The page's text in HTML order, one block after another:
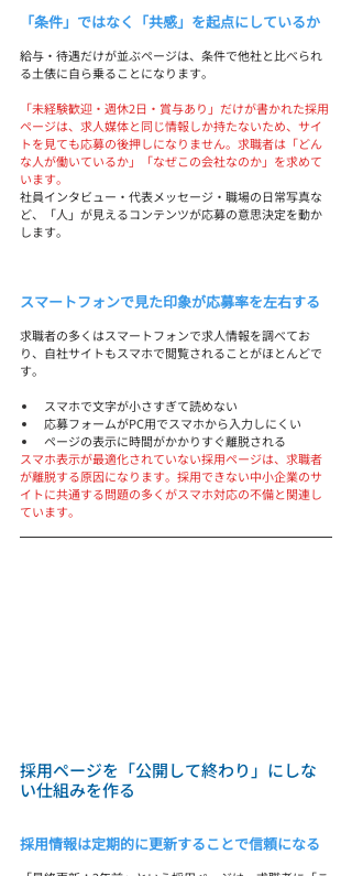
「条件」ではなく「共感」を起点にしているか
給与・待遇だけが並ぶページは、条件で他社と比べられ
る土俵に自ら乗ることになります。
「未経験歓迎・週休2日・賞与あり」だけが書かれた採用
ページは、求人媒体と同じ情報しか持たないため、サイ
トを見ても応募の後押しになりません。求職者は「どん
な人が働いているか」「なぜこの会社なのか」を求めて
います。
社員インタビュー・代表メッセージ・職場の日常写真な
ど、「人」が見えるコンテンツが応募の意思決定を動か
します。
スマートフォンで見た印象が応募率を左右する
求職者の多くはスマートフォンで求人情報を調べてお
り、自社サイトもスマホで閲覧されることがほとんどで
す。
スマホで文字が小さすぎて読めない
応募フォームがPC用でスマホから入力しにくい
ページの表示に時間がかかりすぐ離脱される
スマホ表示が最適化されていない採用ページは、求職者
が離脱する原因になります。 採用できない中小企業のサ
イトに共通する問題の多くがスマホ対応の不備と関連し
ています。
採用ページを「公開して終わり」にしな
い仕組みを作る
採用情報は定期的に更新することで信頼になる